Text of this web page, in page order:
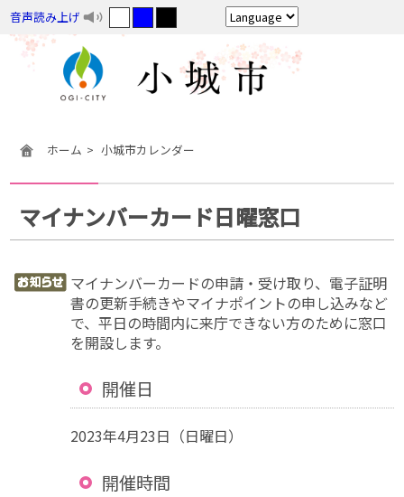
音声読み上げ
ホーム 小城市カレンダー
マイナンバーカード日曜窓口
マイナンバーカードの申請・受け取り、電子証明
書の更新手続きやマイナポイントの申し込みなど
で、平日の時間内に来庁できない方のために窓口
を開設します。
開催日
2023年4月23日（日曜日）
開催時間